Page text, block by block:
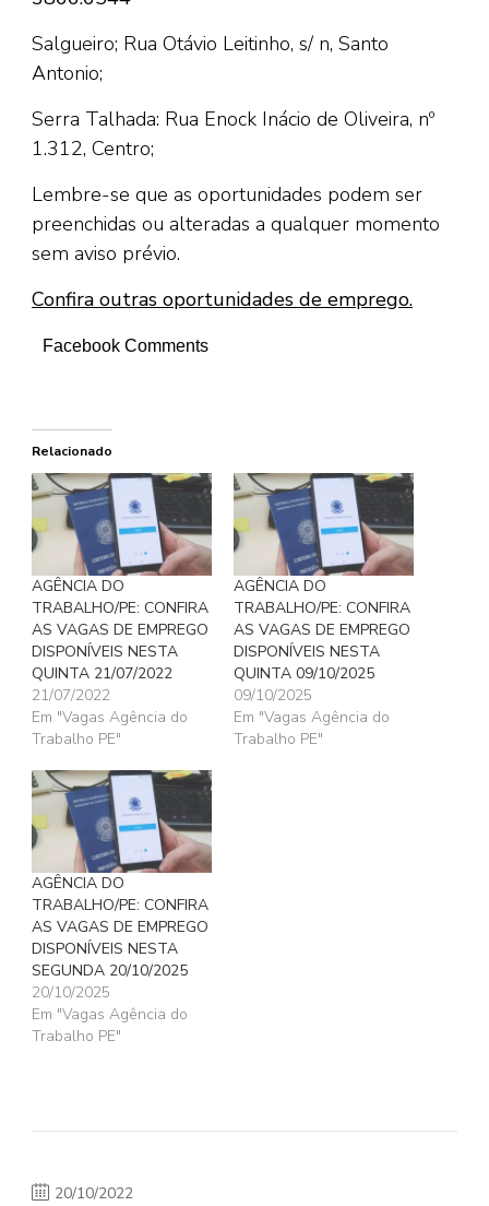
Salgueiro; Rua Otávio Leitinho, s/ n, Santo
Antonio;
Serra Talhada: Rua Enock Inácio de Oliveira, nº
1.312, Centro;
Lembre-se que as oportunidades podem ser
preenchidas ou alteradas a qualquer momento
sem aviso prévio.
Confira outras oportunidades de emprego.
Facebook Comments
Relacionado
AGÊNCIA DO
TRABALHO/PE: CONFIRA
AS VAGAS DE EMPREGO
DISPONÍVEIS NESTA
QUINTA 21/07/2022
21/07/2022
Em "Vagas Agência do
Trabalho PE"
AGÊNCIA DO
TRABALHO/PE: CONFIRA
AS VAGAS DE EMPREGO
DISPONÍVEIS NESTA
QUINTA 09/10/2025
09/10/2025
Em "Vagas Agência do
Trabalho PE"
AGÊNCIA DO
TRABALHO/PE: CONFIRA
AS VAGAS DE EMPREGO
DISPONÍVEIS NESTA
SEGUNDA 20/10/2025
20/10/2025
Em "Vagas Agência do
Trabalho PE"
20/10/2022